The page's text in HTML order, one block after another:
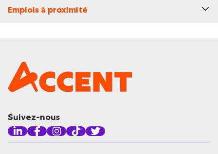
Emplois à proximité
Suivez-nous